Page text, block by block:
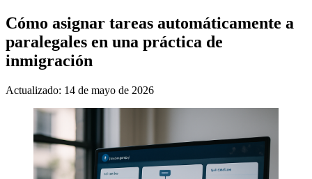
Cómo asignar tareas automáticamente a
paralegales en una práctica de
inmigración
Actualizado: 14 de mayo de 2026